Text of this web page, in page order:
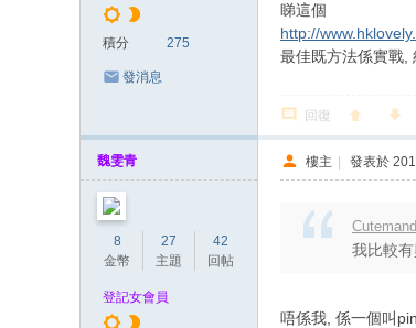
積分 275
發消息
睇這個
http://
最佳既方法係實戰,
回復
魏雯青
8
金幣
27
主題
42
回帖
登記女會員
樓主 | 發表於
我比較
唔係我, 係一個叫